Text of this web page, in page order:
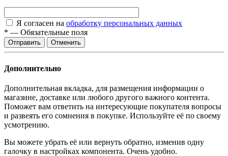
Я согласен на обработку персональных данных
* — Обязательные поля
Отменить
Дополнительно
Дополнительная вкладка, для размещения информации о
магазине, доставке или любого другого важного контента.
Поможет вам ответить на интересующие покупателя вопросы
и развеять его сомнения в покупке. Используйте её по своему
усмотрению.
Вы можете убрать её или вернуть обратно, изменив одну
галочку в настройках компонента. Очень удобно.